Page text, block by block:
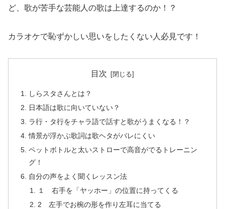
ど、歌が苦手な芸能人の歌は上達するのか！？
カラオケで恥ずかしい思いをしたくない人必見です！
目次
しらスタさんとは？
日本語は歌に向いていない？
ラ行・タ行をチャラ語で話すと歌がうまくなる！？
情景が浮かぶ歌詞は歌ヘタがバレにくい
ペットボトルと太いストローで高音がでるトレーニン
グ！
自分の声をよく聞くレッスン法
１ 右手を「ヤッホー」の位置に持ってくる
2 左手でお椀の形を作り左耳に当てる